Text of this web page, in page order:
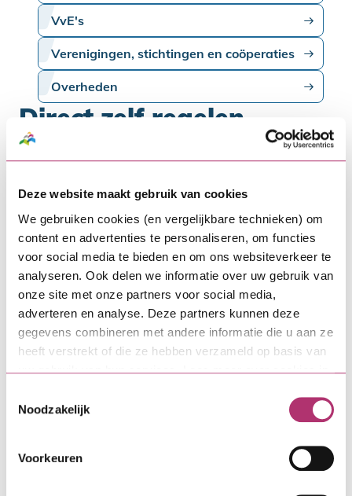
Deze website maakt gebruik van cookies
We gebruiken cookies (en vergelijkbare technieken) om
content en advertenties te personaliseren, om functies
voor social media te bieden en om ons websiteverkeer te
analyseren. Ook delen we informatie over uw gebruik van
onze site met onze partners voor social media,
adverteren en analyse. Deze partners kunnen deze
gegevens combineren met andere informatie die u aan ze
heeft verstrekt of die ze hebben verzameld op basis van
uw gebruik van hun services. Lees meer over cookies in
Noodzakelijk
Voorkeuren
VvE's
Verenigingen, stichtingen en coöperaties
Overheden
Direct zelf regelen
Wil je een wijziging doorgeven of ben je op
hieronder informatie over deze
onderwerpen en meer.
Aan de slag
Direct zelf regelen